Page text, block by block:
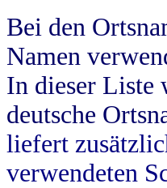
Bei den
Namen
In dieser Liste
deutsche
liefert
verwendeten